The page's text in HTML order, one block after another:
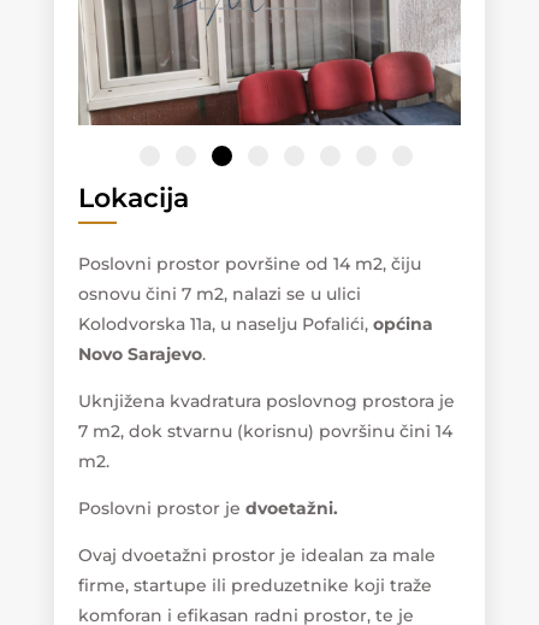
Lokacija
Poslovni prostor površine od 14 m2, čiju
osnovu čini 7 m2, nalazi se u ulici
Kolodvorska 11a, u naselju Pofalići, općina
Novo Sarajevo.
Uknjižena kvadratura poslovnog prostora je
7 m2, dok stvarnu (korisnu) površinu čini 14
m2.
Poslovni prostor je dvoetažni.
Ovaj dvoetažni prostor je idealan za male
firme, startupe ili preduzetnike koji traže
komforan i efikasan radni prostor, te je